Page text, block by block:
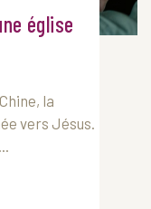
église
la
vers Jésus.